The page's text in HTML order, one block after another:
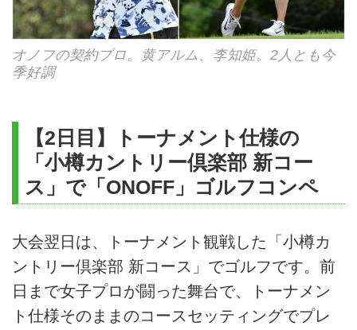
オノフの契約プロ。黄アルム、李知姫。2人とも今
季好調
【2日目】トーナメント仕様の
「小樽カントリー倶楽部 新コー
ス」で「ONOFF」ゴルフコンペ
大会翌日は、トーナメント観戦した「小樽カ
ントリー倶楽部 新コース」でゴルフです。前
日まで女子プロが闘った舞台で、トーナメン
ト仕様そのままのコースセッティングでプレ